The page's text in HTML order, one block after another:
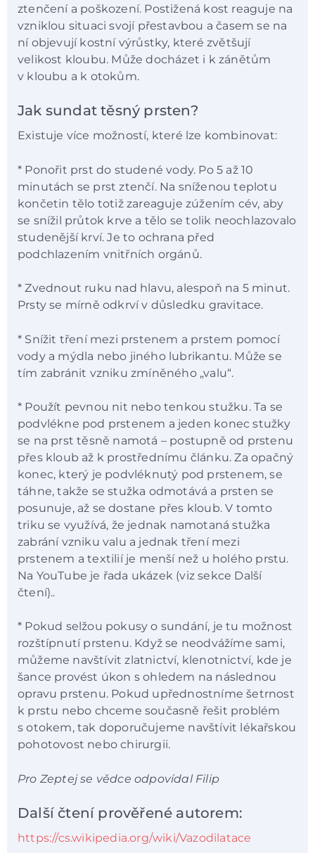
ztenčení a poškození. Postižená kost reaguje na
vzniklou situaci svojí přestavbou a časem se na
ní objevují kostní výrůstky, které zvětšují
velikost kloubu. Může docházet i k zánětům
v kloubu a k otokům.
Jak sundat těsný prsten?
Existuje více možností, které lze kombinovat:
* Ponořit prst do studené vody. Po 5 až 10
minutách se prst ztenčí. Na sníženou teplotu
končetin tělo totiž zareaguje zúžením cév, aby
se snížil průtok krve a tělo se tolik neochlazovalo
studenější krví. Je to ochrana před
podchlazením vnitřních orgánů.
* Zvednout ruku nad hlavu, alespoň na 5 minut.
Prsty se mírně odkrví v důsledku gravitace.
* Snížit tření mezi prstenem a prstem pomocí
vody a mýdla nebo jiného lubrikantu. Může se
tím zabránit vzniku zmíněného „valu“.
* Použít pevnou nit nebo tenkou stužku. Ta se
podvlékne pod prstenem a jeden konec stužky
se na prst těsně namotá – postupně od prstenu
přes kloub až k prostřednímu článku. Za opačný
konec, který je podvléknutý pod prstenem, se
táhne, takže se stužka odmotává a prsten se
posunuje, až se dostane přes kloub. V tomto
triku se využívá, že jednak namotaná stužka
zabrání vzniku valu a jednak tření mezi
prstenem a textilií je menší než u holého prstu.
Na YouTube je řada ukázek (viz sekce Další
čtení)..
* Pokud selžou pokusy o sundání, je tu možnost
rozštípnutí prstenu. Když se neodvážíme sami,
můžeme navštívit zlatnictví, klenotnictví, kde je
šance provést úkon s ohledem na následnou
opravu prstenu. Pokud upřednostníme šetrnost
k prstu nebo chceme současně řešit problém
s otokem, tak doporučujeme navštívit lékařskou
pohotovost nebo chirurgii.
Pro Zeptej se vědce odpovídal Filip
Další čtení prověřené autorem:
https://cs.wikipedia.org/wiki/Vazodilatace